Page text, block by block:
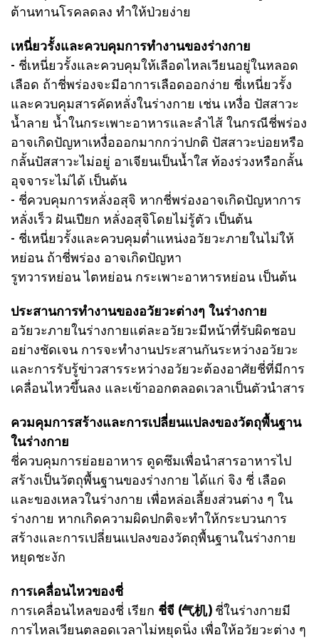
ต้านทานโรคลดลง ทำให้ป่วยง่าย
เหนี่ยวรั้งและควบคุมการทำงานของร่างกาย
- ชี่เหนี่ยวรั้งและควบคุมให้เลือดไหลเวียนอยู่ในหลอด
เลือด ถ้าชี่พร่องจะมีอาการเลือดออกง่าย ชี่เหนี่ยวรั้ง
และควบคุมสารคัดหลั่งในร่างกาย เช่น เหงื่อ ปัสสาวะ
น้ำลาย น้ำในกระเพาะอาหารและลำไส้ ในกรณีชี่พร่อง
อาจเกิดปัญหาเหงื่อออกมากกว่าปกติ ปัสสาวะบ่อยหรือ
กลั้นปัสสาวะไม่อยู่ อาเจียนเป็นน้ำใส ท้องร่วงหรือกลั้น
อุจจาระไม่ได้ เป็นต้น
- ชี่ควบคุมการหลั่งอสุจิ หากชี่พร่องอาจเกิดปัญหาการ
หลั่งเร็ว ฝันเปียก หลั่งอสุจิโดยไม่รู้ตัว เป็นต้น
- ชี่เหนี่ยวรั้งและควบคุมต่ำแหน่งอวัยวะภายในไม่ให้
หย่อน ถ้าชี่พร่อง อาจเกิดปัญหา
รูทวารหย่อน ไตหย่อน กระเพาะอาหารหย่อน เป็นต้น
ประสานการทำงานของอวัยวะต่างๆ ในร่างกาย
อวัยวะภายในร่างกายแต่ละอวัยวะมีหน้าที่รับผิดชอบ
อย่างชัดเจน การจะทำงานประสานกันระหว่างอวัยวะ
และการรับรู้ข่าวสารระหว่างอวัยวะต้องอาศัยชี่ที่มีการ
เคลื่อนไหวขึ้นลง และเข้าออกตลอดเวลาเป็นตัวนำสาร
ควมคุมการสร้างและการเปลี่ยนแปลงของวัตถุพื้นฐาน
ในร่างกาย
ชี่ควบคุมการย่อยอาหาร ดูดซึมเพื่อนำสารอาหารไป
สร้างเป็นวัตถุพื้นฐานของร่างกาย ได้แก่ จิง ชี่ เลือด
และของเหลวในร่างกาย เพื่อหล่อเลี้ยงส่วนต่าง ๆ ใน
ร่างกาย หากเกิดความผิดปกติจะทำให้กระบวนการ
สร้างและการเปลี่ยนแปลงของวัตถุพื้นฐานในร่างกาย
หยุดชะงัก
การเคลื่อนไหวของชี่
การเคลื่อนไหลของชี่ เรียก ชี่จี (气机) ชี่ในร่างกายมี
การไหลเวียนตลอดเวลาไม่หยุดนิ่ง เพื่อให้อวัยวะต่าง ๆ